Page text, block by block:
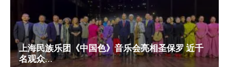
上海民族乐团《中国色》音乐会亮相圣保罗 近千
名观众...